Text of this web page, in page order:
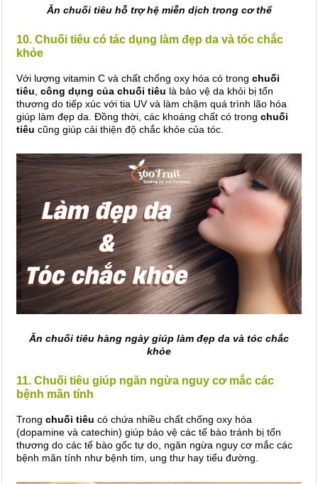
Ăn chuối tiêu hỗ trợ hệ miễn dịch trong cơ thể
10. Chuối tiêu có tác dụng làm đẹp da và tóc chắc
khỏe
Với lượng vitamin C và chất chống oxy hóa có trong chuối
tiêu công dụng của chuối tiêu là bảo vệ da khỏi bị tổn
thương do tiếp xúc với tia UV và làm chậm quá trình lão hóa
giúp làm đẹp da. Đồng thời, các khoáng chất có trong chuối
tiêu cũng giúp cải thiện độ chắc khỏe của tóc.
Ăn chuối tiêu hàng ngày giúp làm đẹp da và tóc chắc
khỏe
11. Chuối tiêu giúp ngăn ngừa nguy cơ mắc các
bệnh mãn tính
Trong chuối tiêu có chứa nhiều chất chống oxy hóa
(dopamine và catechin) giúp bảo vệ các tế bào tránh bị tổn
thương do các tế bào gốc tự do, ngăn ngừa nguy cơ mắc các
bệnh mãn tính như bệnh tim, ung thư hay tiểu đường.